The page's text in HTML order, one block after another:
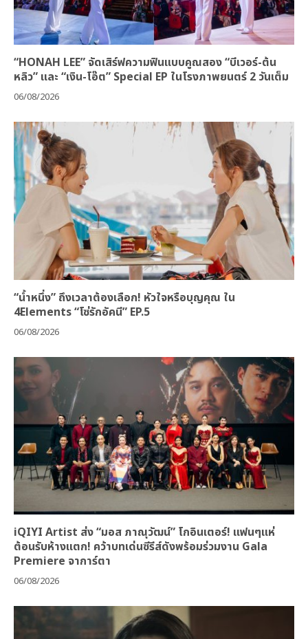
“HONAH LEE” จัดเสิร์ฟความฟินแบบคูณสอง “บีเวอร์-ต้น
หลิว” และ “เงิน-โอ๊ต” Special EP ในโรงภาพยนตร์ 2 วันเต็ม
06/08/2026
“น้ำหนึ่ง” ถึงเวลาต้องเลือก! หัวใจหรือบุญคุณ ใน
4Elements “โซ่รักอัคนี” EP.5
06/08/2026
iQIYI Artist ส่ง “มอส ภาณุวัฒน์” โกอินเตอร์! แฟนๆแห่
ต้อนรับห้างแตก! คว้าบทเด่นซีรีส์ดังพร้อมร่วมงาน Gala
Premiere จาการ์ตา
06/08/2026